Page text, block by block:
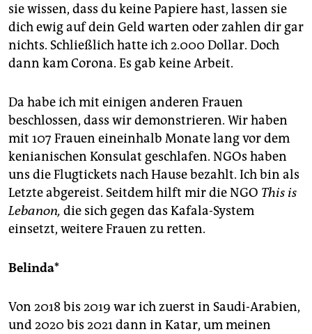
sie wissen, dass du keine Papiere hast, lassen sie
dich ewig auf dein Geld warten oder zahlen dir gar
nichts. Schließlich hatte ich 2.000 Dollar. Doch
dann kam Corona. Es gab keine Arbeit.
Da habe ich mit einigen anderen Frauen
beschlossen, dass wir demonstrieren. Wir haben
mit 107 Frauen eineinhalb Monate lang vor dem
kenianischen Konsulat geschlafen. NGOs haben
uns die Flugtickets nach Hause bezahlt. Ich bin als
Letzte abgereist. Seitdem hilft mir die NGO This is
Lebanon, die sich gegen das Kafala-System
einsetzt, weitere Frauen zu retten.
Belinda*
Von 2018 bis 2019 war ich zuerst in Saudi-Arabien,
und 2020 bis 2021 dann in Katar, um meinen